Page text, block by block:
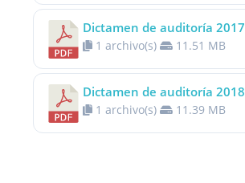
Dictamen de auditoría 2017
1 archivo(s) 11.51 MB
Dictamen de auditoría 2018
1 archivo(s) 11.39 MB